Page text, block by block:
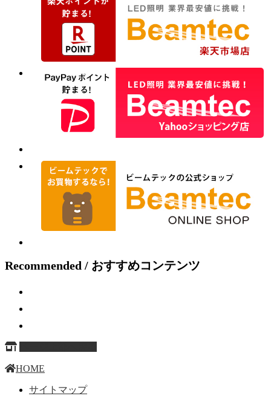
Recommended / おすすめコンテンツ
HOME
サイトマップ